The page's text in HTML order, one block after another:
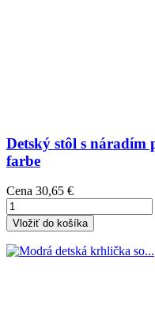
Detský stôl s náradím
farbe
Cena 30,65 €
Vložiť do košíka